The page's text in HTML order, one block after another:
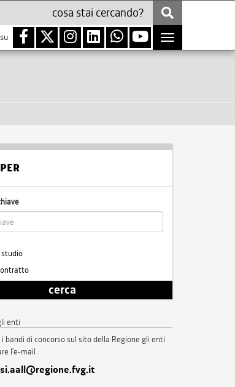
Toggle
navigation
cerca
enti
bandi di concorso sul sito della Regione gli enti
l'e-mail